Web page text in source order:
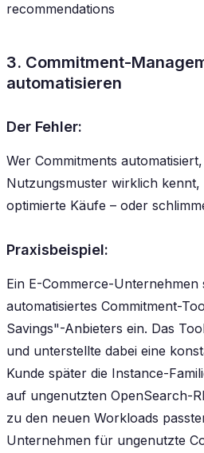
recommendations
3. Commitment-
automatisieren
Der Fehler:
Wer Commitments
Nutzungsmuster wirklich
optimierte Käufe – oder
Praxisbeispiel:
Ein E-Commerce-Unternehmen
automatisiertes Commitment-
Savings"-Anbieters ein. Das
und unterstellte dabei eine
Kunde später die Instance-
auf ungenutzten OpenSearch-
zu den neuen Workloads
Unternehmen für ungenutzte